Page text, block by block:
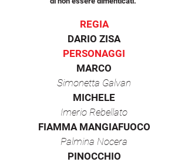
REGIA
DARIO ZISA
PERSONAGGI
MARCO
Simonetta Galvan
MICHELE
Imerio Rebellato
FIAMMA MANGIAFUOCO
Palmina Nocera
PINOCCHIO